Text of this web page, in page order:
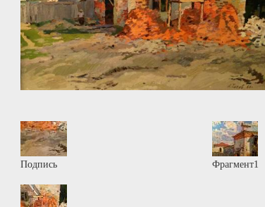
Подпись Фрагмент1